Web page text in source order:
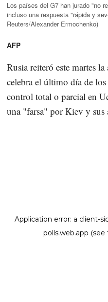
Los países del G7 han jurado "no
incluso una respuesta "rápida y
Reuters/Alexander Ermochenko)
AFP
Rusia reiteró este martes
celebra el último día de
control total o parcial en
una "farsa" por Kiev y sus